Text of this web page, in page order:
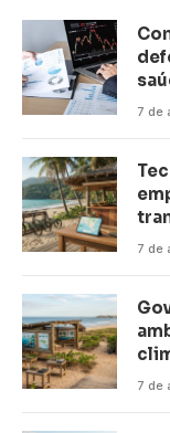
7 de
7 de
7 de